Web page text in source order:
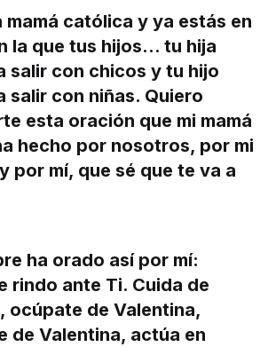
mamá católica y ya estás en
la que tus hijos… tu hija
salir con chicos y tu hijo
salir con niñas. Quiero
esta oración que mi mamá
hecho por nosotros, por mi
por mí, que sé que te va a
ha orado así por mí:
rindo ante Ti. Cuida de
ocúpate de Valentina,
de Valentina, actúa en